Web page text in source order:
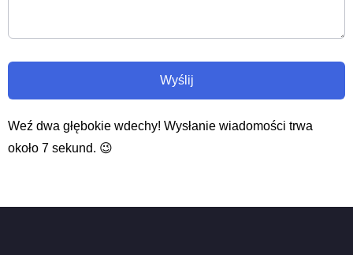
Weź dwa głębokie wdechy! Wysłanie wiadomości trwa
około 7 sekund. 😉